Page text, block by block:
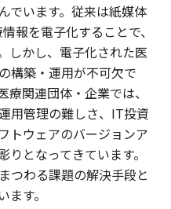
でいます。従来は紙媒体
報を電子化することで、
しかし、電子化された医
構築・運用が不可欠で
関連団体・企業では、
用管理の難しさ、IT投資
トウェアのバージョンア
となってきています。
つわる課題の解決手段と
す。